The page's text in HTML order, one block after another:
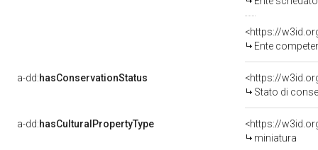
<https://
Ente competente
a-dd:hasConservationStatus
<https://
Stato di
a-dd:hasCulturalPropertyType
<https://
miniatura